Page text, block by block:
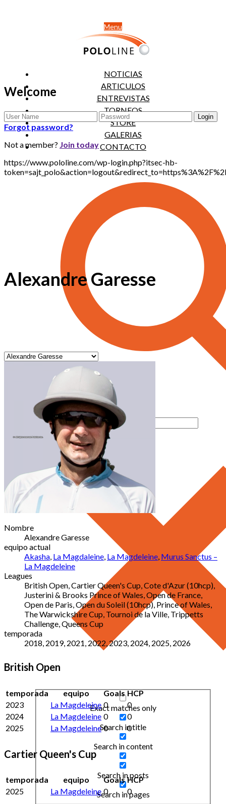
Menu
NOTICIAS
ARTICULOS
ENTREVISTAS
TORNEOS
STORE
GALERIAS
CONTACTO
Exact matches only
Search in title
Search in content
Search in posts
Search in pages
Welcome
Forgot password?
Not a member? Join today
https://www.pololine.com/wp-login.php?itsec-hb-
Alexandre Garesse
Nombre
Alexandre Garesse
equipo actual
Akasha La Magdaleine La Magdeleine Murus Sanctus –
La Magdeleine
Leagues
British Open, Cartier Queen's Cup, Cote d'Azur (10hcp),
Justerini & Brooks Prince of Wales, Open de France,
Open de Paris, Open du Soleil (10hcp), Prince of Wales,
The Warwickshire Cup, Tournoi de la Ville, Trippetts
Challenge, Queens Cup
temporada
2018, 2019, 2021, 2022, 2023, 2024, 2025, 2026
British Open
temporada equipo Goals HCP
2023
La Magdeleine 0
0
2024
La Magdeleine 0
0
2025
La Magdeleine 0 0
Cartier Queen's Cup
temporada equipo Goals HCP
2025
La Magdeleine 0 0